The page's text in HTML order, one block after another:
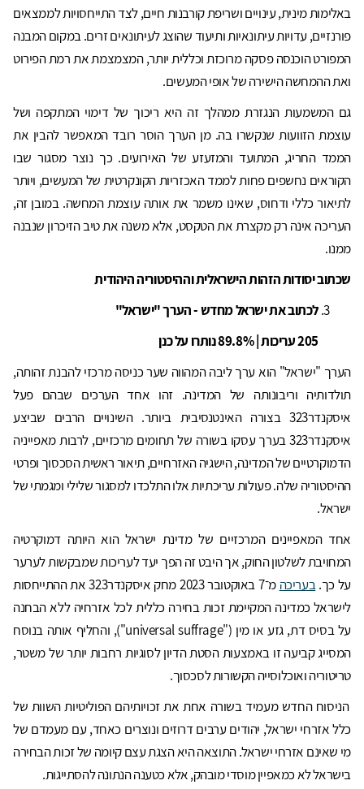
באלימות מינית, עינויים ושריפת קורבנות חיים, לצד התייחסויות לממצאים
פורנזיים, עדויות עיתונאיות ותיעוד שהוצג לעיתונאים זרים. במקום המבנה
המפורט הוכנסה פסקה מרוכזת וכללית יותר, המצמצמת את רמת הפירוט
ואת ההמחשה הישירה של אופי המעשים.
גם המשמעות הנגזרת ממהלך זה היא ריכוך של דימוי המתקפה ושל
עוצמת הזוועות שנקשרו בה. מן הערך הוסר רובד המאפשר להבין את
הממד החריג, המתועד והמזעזע של האירועים. כך נוצר מסגור שבו
הקוראים נחשפים פחות לממד האכזריות הקונקרטית של המעשים, ויותר
לתיאור כללי ודחוס, שאינו משמר את אותה עוצמת המחשה. במובן זה,
העריכה אינה רק מקצרת את הטקסט, אלא משנה את טיב הזיכרון שנבנה
ממנו.
שכתוב יסודות הזהות הישראלית וההיסטוריה היהודית
לכתוב את ישראל מחדש - הערך "ישראל"
205 עריכות | 89.8% נותרו על כנן
הערך "ישראל" הוא ערך ליבה המהווה שער כניסה מרכזי להבנת זהותה,
תולדותיה וריבונותה של המדינה. זהו אחד הערכים שבהם פעל
איסקנדר323 בצורה האינטנסיבית ביותר. השינויים הרבים שביצע
איסקנדר323 בערך עסקו בשורה של תחומים מרכזיים, לרבות מאפייניה
הדמוקרטיים של המדינה, הישגיה האזרחיים, תיאור ראשית הסכסוך ופרטי
ההיסטוריה שלה. פעולות עריכתיות אלו התלכדו למסגור שלילי ומגמתי של
ישראל.
אחד המאפיינים המרכזיים של מדינת ישראל הוא היותה דמוקרטיה
המחויבת לשלטון החוק, אך היבט זה הפך יעד לעריכות שמבקשות לערער
על כך.בעריכה
מ־7 באוקטובר 2023 מחק איסקנדר323 את ההתייחסות
לישראל כמדינה המקיימת זכות בחירה כללית לכל אזרחיה ללא הבחנה
על בסיס דת, גזע או מין ("universal suffrage"), והחליף אותה בנוסח
המסייג קביעה זו באמצעות הסטת הדיון לסוגיות רחבות יותר של משטר,
טריטוריה ואוכלוסייה הקשורות לסכסוך.
הניסוח החדש מעמיד בשורה אחת את זכויותיהם הפוליטיות השוות של
כלל אזרחי ישראל, יהודים ערבים דרוזים ונוצרים כאחד, עם מעמדם של
מי שאינם אזרחי ישראל. התוצאה היא הצגת עצם קיומה של זכות הבחירה
בישראל לא כמאפיין מוסדי מובהק, אלא כטענה הנתונה להסתייגות.